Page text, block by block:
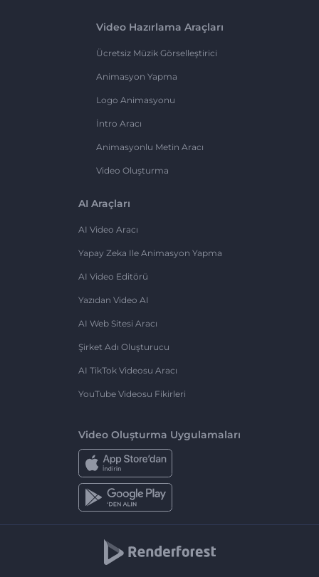
Video Hazırlama Araçları
Ücretsiz Müzik Görselleştirici
Animasyon Yapma
Logo Animasyonu
İntro Aracı
Animasyonlu Metin Aracı
Video Oluşturma
AI Araçları
AI Video Aracı
Yapay Zeka Ile Animasyon Yapma
AI Video Editörü
Yazıdan Video AI
AI Web Sitesi Aracı
Şirket Adı Oluşturucu
AI TikTok Videosu Aracı
YouTube Videosu Fikirleri
Video Oluşturma Uygulamaları